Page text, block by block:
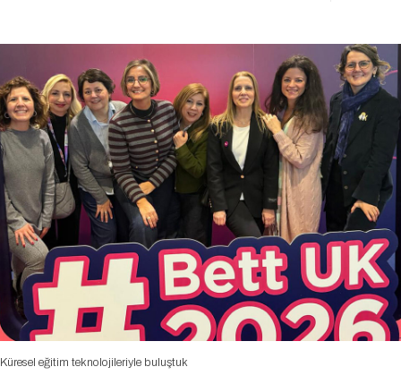
Küresel eğitim teknolojileriyle buluştuk